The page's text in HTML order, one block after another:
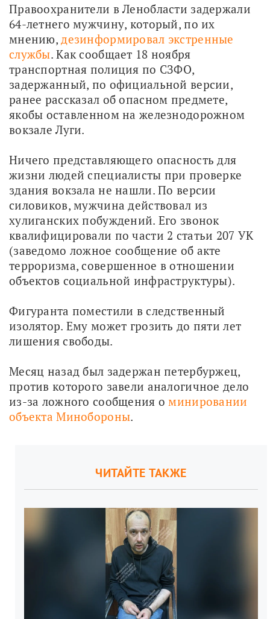
Правоохранители в Ленобласти задержали
64-летнего мужчину, который, по их
мнению, дезинформировал экстренные
службы. Как сообщает 18 ноября
транспортная полиция по СЗФО,
задержанный, по официальной версии,
ранее рассказал об опасном предмете,
якобы оставленном на железнодорожном
вокзале Луги.
Ничего представляющего опасность для
жизни людей специалисты при проверке
здания вокзала не нашли. По версии
силовиков, мужчина действовал из
хулиганских побуждений. Его звонок
квалифицировали по части 2 статьи 207 УК
(заведомо ложное сообщение об акте
терроризма, совершенное в отношении
объектов социальной инфраструктуры).
Фигуранта поместили в следственный
изолятор. Ему может грозить до пяти лет
лишения свободы.
Месяц назад был задержан петербуржец,
против которого завели аналогичное дело
из-за ложного сообщения о минировании
объекта Минобороны.
ЧИТАЙТЕ ТАКЖЕ